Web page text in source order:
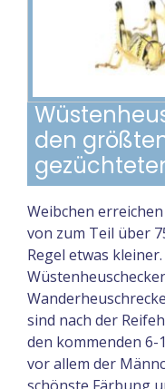
den
Weibchen
von zum Teil über
Regel etwas
sind nach der
den kommenden 6-
vor allem der